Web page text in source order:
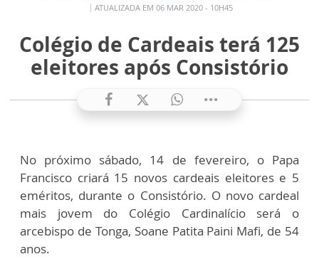
ATUALIZADA EM 06 MAR 2020 - 10H45
Colégio de Cardeais terá 125
eleitores após Consistório
No próximo sábado, 14 de fevereiro, o Papa
Francisco criará 15 novos cardeais eleitores e 5
eméritos, durante o Consistório. O novo cardeal
mais jovem
do Colégio Cardinalício será o
arcebispo de Tonga, Soane Patita Paini Mafi, de 54
anos.